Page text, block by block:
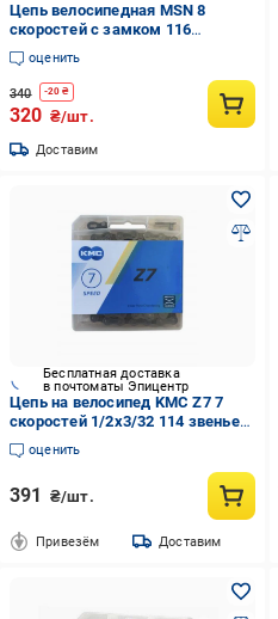
Цепь велосипедная MSN 8
скоростей с замком 116
звеньев (XZ-AFT-250)
оценить
340 -20 ₴
320 ₴/шт.
Доставим
Бесплатная доставка
в почтоматы Эпицентр
Цепь на велосипед KMC Z7 7
скоростей 1/2х3/32 114 звеньев
с замком Gray/Brown
(BZ07GB114)
оценить
391 ₴/шт.
Привезём Доставим